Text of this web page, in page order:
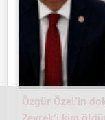
Özgür Özel’in
Zeyrek’i kim